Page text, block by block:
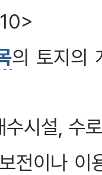
의 토지의
수시설, 수
전이나 이